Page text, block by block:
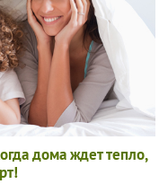
дома ждет тепло,